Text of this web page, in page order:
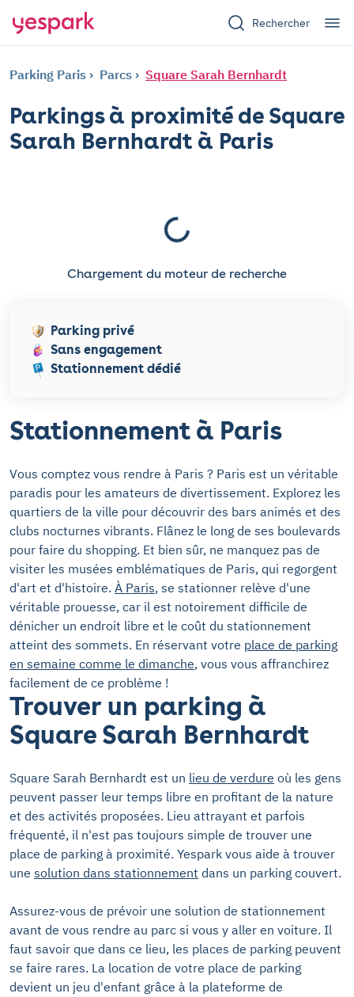
Rechercher
Parking Paris Parcs Square Sarah Bernhardt
Parkings à proximité de Square
Sarah Bernhardt à Paris
Chargement du moteur de recherche
Parking privé
Sans engagement
Stationnement dédié
Stationnement à Paris
Vous comptez vous rendre à Paris ? Paris est un véritable
paradis pour les amateurs de divertissement. Explorez les
quartiers de la ville pour découvrir des bars animés et des
clubs nocturnes vibrants. Flânez le long de ses boulevards
pour faire du shopping. Et bien sûr, ne manquez pas de
visiter les musées emblématiques de Paris, qui regorgent
d'art et d'histoire. À Paris, se stationner relève d'une
véritable prouesse, car il est notoirement difficile de
dénicher un endroit libre et le coût du stationnement
atteint des sommets. En réservant votre place de parking
en semaine comme le dimanche, vous vous affranchirez
facilement de ce problème !
Trouver un parking à
Square Sarah Bernhardt
Square Sarah Bernhardt est un lieu de verdure où les gens
peuvent passer leur temps libre en profitant de la nature
et des activités proposées. Lieu attrayant et parfois
fréquenté, il n'est pas toujours simple de trouver une
place de parking à proximité. Yespark vous aide à trouver
une solution dans stationnement dans un parking couvert.
Assurez-vous de prévoir une solution de stationnement
avant de vous rendre au parc si vous y aller en voiture. Il
faut savoir que dans ce lieu, les places de parking peuvent
se faire rares. La location de votre place de parking
devient un jeu d'enfant grâce à la plateforme de